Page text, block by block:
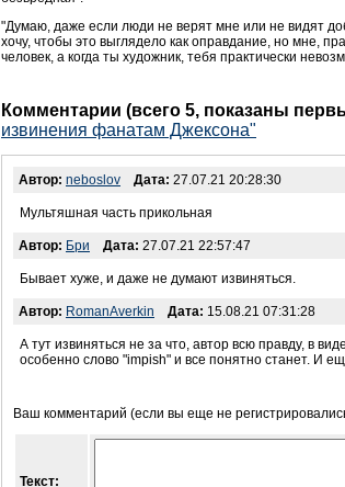
"Думаю, даже если люди не верят мне или не видят
хочу, чтобы это выглядело как оправдание, но мне,
человек, а когда ты художник, тебя практически
Комментарии (всего 5, показаны
извинения фанатам Джексона"
Автор: neboslov Дата: 27.07.21 20:28:30
Мультяшная часть прикольная
Автор: Бри Дата: 27.07.21 22:57:47
Бывает хуже, и даже не думают извиняться.
Автор: RomanAverkin Дата: 15.08.21 07:31:28
А тут извиняться не за что, автор всю правду, в
особенно слово "impish" и все понятно станет. И
Ваш комментарий (если вы еще не
Текст: